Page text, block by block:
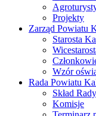
Projekty
Zarząd Powiatu
Starosta
Wzór
Rada Powiatu
Skład
Komisje